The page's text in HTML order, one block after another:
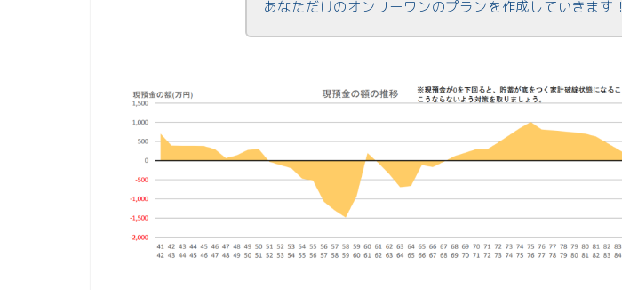
あなただけのオンリーワンのプランを作成していきます！